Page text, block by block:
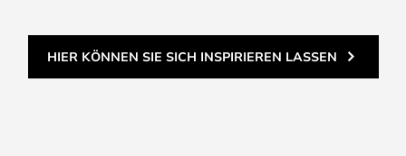
HIER KÖNNEN SIE SICH INSPIRIEREN LASSEN